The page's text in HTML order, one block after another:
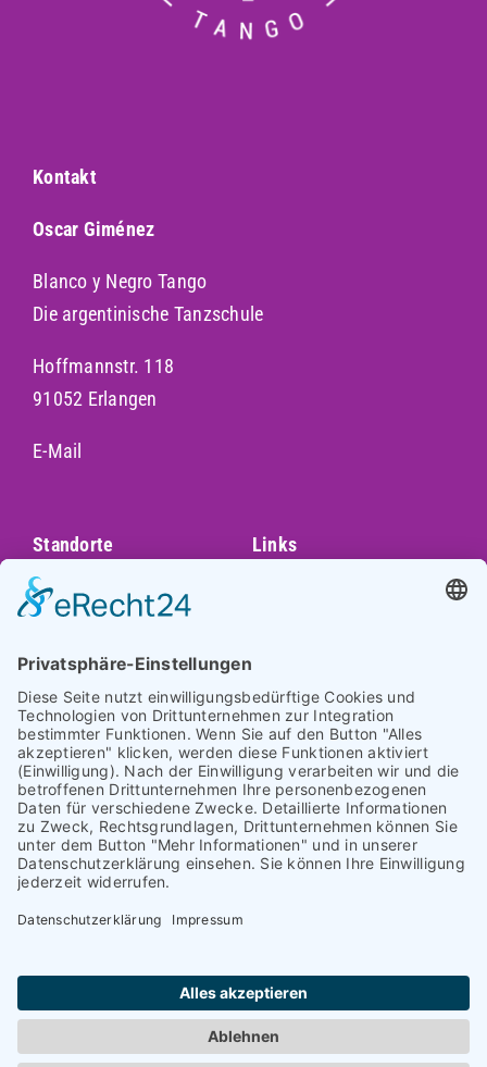
Kontakt
Oscar Giménez
Blanco y Negro Tango
Die argentinische Tanzschule
Hoffmannstr. 118
91052 Erlangen
E-Mail
Standorte
Augsburg
Darmstadt
Frankfurt
Heidelberg
Hofheim am
Taunus
Mannheim
München
Nürnberg
Regensburg
Links
Impressum
Datenschutz
Cookie-Einstellungen